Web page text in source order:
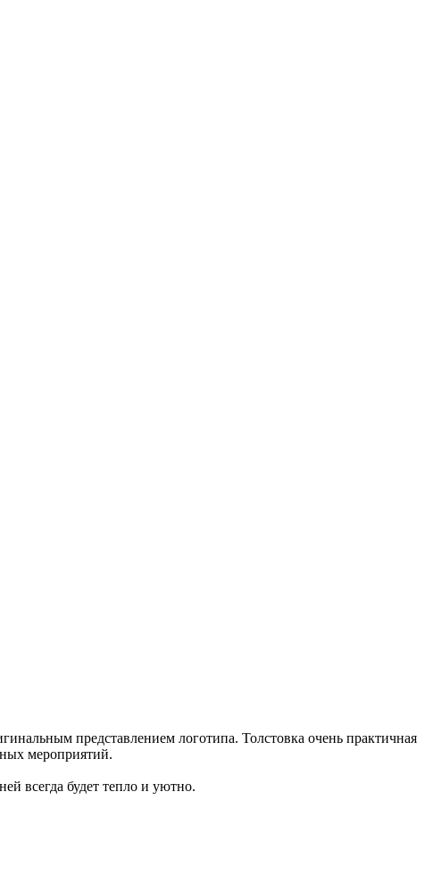
представлением логотипа. Толстовка очень практичная
мероприятий.
всегда будет тепло и уютно.